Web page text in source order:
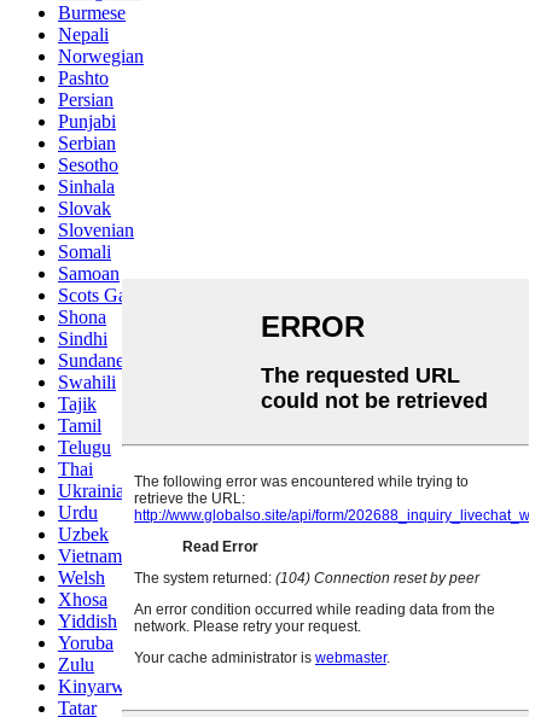
Burmese
Nepali
Norwegian
Pashto
Persian
Punjabi
Serbian
Sesotho
Sinhala
Slovak
Slovenian
Somali
Samoan
Scots Gaelic
Shona
Sindhi
Sundanese
Swahili
Tajik
Tamil
Telugu
Thai
Ukrainian
Urdu
Uzbek
Vietnamese
Welsh
Xhosa
Yiddish
Yoruba
Zulu
Kinyarwanda
Tatar